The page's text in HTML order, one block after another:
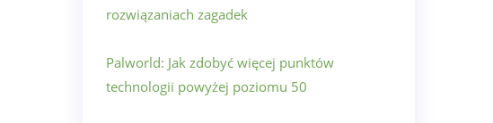
rozwiązaniach zagadek
Palworld: Jak zdobyć więcej punktów
technologii powyżej poziomu 50